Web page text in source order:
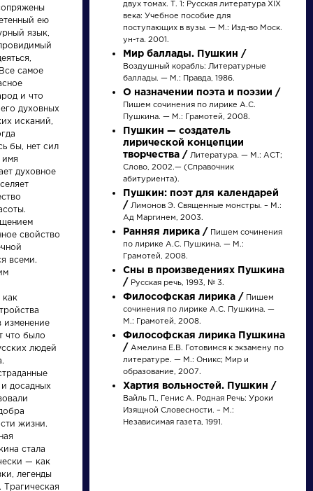
писатели
произведения
персонажи
словарь
Найти
Писатели
Гончаров Иван
Александрович
Биография »
О творчестве »
Фотоальбомы »
Произведения »
Словарь
деталь
класс: Учебная
хрестоматия для
школ и_классов с
углубленным и...
ею
язык,
самое
и что
духовных
исканий,
бы, нет сил
имя
духовное
свойство
всеми.
как
изменение
что было
людей
досадных
жизни.
стала
— как
легенды
Трагическая
двух томах. Т. 1: Русская литература XIX
века: Учебное пособие для
поступающих в вузы. — М.: Изд-во Моск.
ун-та. 2001.
Мир баллады. Пушкин /
Воздушный корабль: Литературные
баллады. — М.: Правда, 1986.
О назначении поэта и поэзии /
Пишем сочинения по лирике А.С.
Пушкина. — М.: Грамотей, 2008.
Пушкин — создатель
лирической концепции
творчества / Литература. — М.: АСТ;
Слово, 2002.— (Справочник
абитуриента).
Пушкин: поэт для календарей
/ Лимонов Э. Священные монстры. – М.:
Ад Маргинем, 2003.
Ранняя лирика /
Пишем сочинения
по лирике А.С. Пушкина. — М.:
Грамотей, 2008.
Сны в произведениях Пушкина
/ Русская речь, 1993, № 3.
Философская лирика /
Пишем
сочинения по лирике А.С. Пушкина. —
М.: Грамотей, 2008.
Философская лирика Пушкина
/ Амелина Е.В. Готовимся к экзамену по
литературе. — М.: Оникс; Мир и
образование, 2007.
Хартия вольностей. Пушкин /
Вайль П., Генис А. Родная Речь: Уроки
Изящной Словесности. – М.:
Независимая газета, 1991.